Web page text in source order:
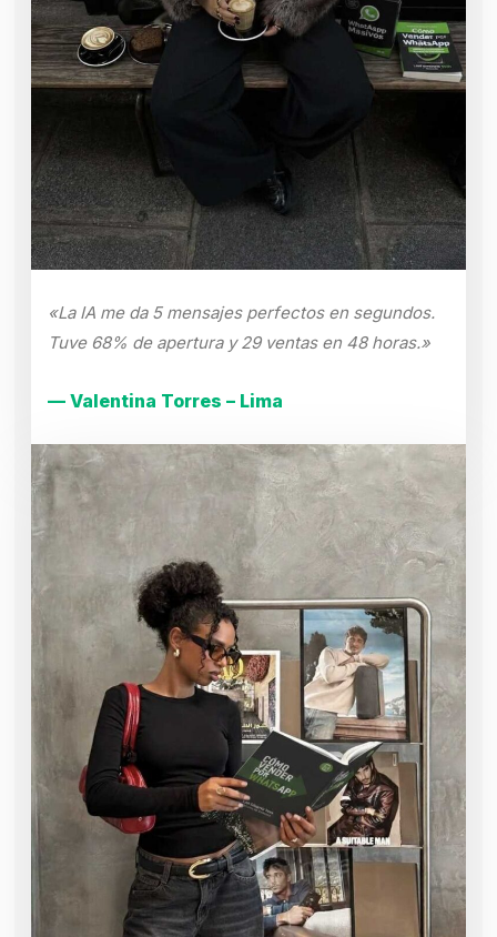
«La IA me da 5 mensajes perfectos en segundos.
Tuve 68% de apertura y 29 ventas en 48 horas.»
— Valentina Torres – Lima